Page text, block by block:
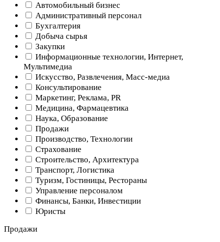
Автомобильный бизнес
Административный персонал
Бухгалтерия
Добыча сырья
Закупки
Информационные технологии, Интернет,
Мультимедиа
Искусство, Развлечения, Масс-медиа
Консультирование
Маркетинг, Реклама, PR
Медицина, Фармацевтика
Наука, Образование
Продажи
Производство, Технологии
Страхование
Строительство, Архитектура
Транспорт, Логистика
Туризм, Гостиницы, Рестораны
Управление персоналом
Финансы, Банки, Инвестиции
Юристы
Продажи